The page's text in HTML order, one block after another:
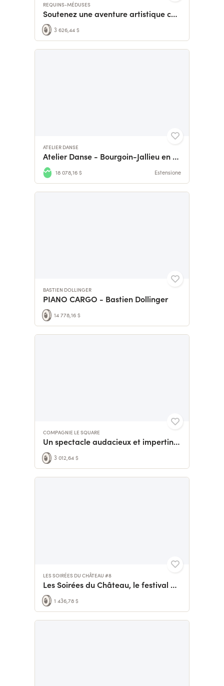
REQUINS-MÉDUSES
Soutenez une aventure artistique collective
3 626,44 $
ATELIER DANSE
Atelier Danse - Bourgoin-Jallieu en route pour les 20 000€
18 078,16 $ Estensione
BASTIEN DOLLINGER
PIANO CARGO - Bastien Dollinger
14 778,16 $
COMPAGNIE LE SQUARE
Un spectacle audacieux et impertinent au festival d'Avignon
3 012,64 $
LES SOIRÉES DU CHÂTEAU #8
Les Soirées du Château, le festival des musiques amateurs !
1 436,78 $